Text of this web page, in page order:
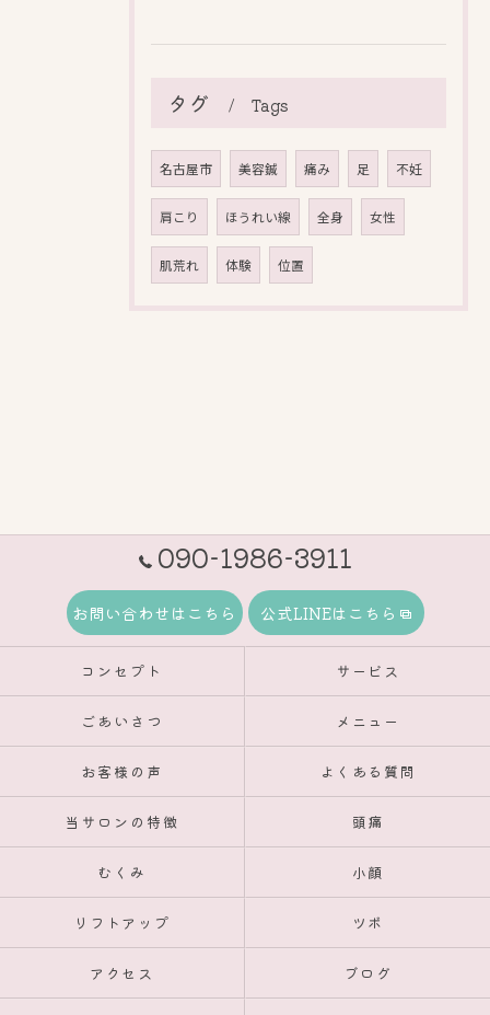
タグ Tags
名古屋市 美容鍼 痛み 足 不妊
肩こり ほうれい線 全身 女性
肌荒れ 体験 位置
090-1986-3911
お問い合わせはこちら 公式LINEはこちら
コンセプト サービス
ごあいさつ メニュー
お客様の声 よくある質問
当サロンの特徴 頭痛
むくみ 小顔
リフトアップ ツボ
アクセス ブログ